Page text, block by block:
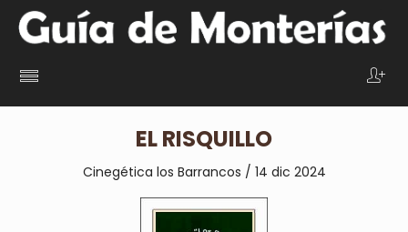
EL RISQUILLO
Cinegética los Barrancos / 14 dic 2024